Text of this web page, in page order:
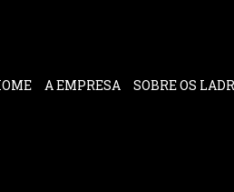
A EMPRESA SOBRE OS